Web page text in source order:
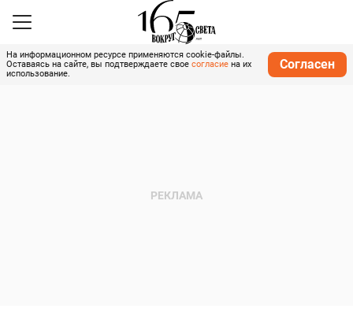
На информационном ресурсе применяются cookie-файлы.
Оставаясь на сайте, вы подтверждаете свое согласие на их
использование.
Согласен